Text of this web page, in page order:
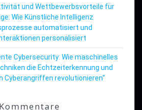
und Wettbewerbsvorteile für
Wie Künstliche Intelligenz
automatisiert und
personalisiert
Cybersecurity: Wie maschinelles
die Echtzeiterkennung und
Cyberangriffen revolutionieren“
Kommentare